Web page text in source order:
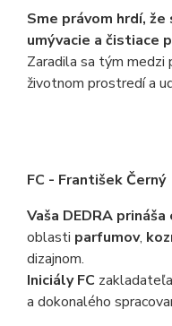
Sme právom hrdí, že
umývacie a čistiace
Zaradila sa tým medzi
životnom prostredí a
FC - František Černý
Vaša DEDRA
oblasti parfumov,
dizajnom.
Iniciály FC
a dokonalého